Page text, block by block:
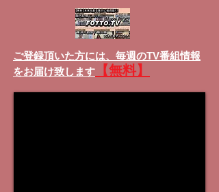
ご登録頂いた方には、 毎週のTV番組情報
をお届け致します
【無料】